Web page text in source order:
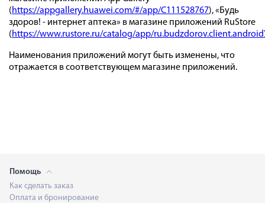
(https://appgallery.huawei.com/#/app/C111528767), «Будь
здоров! - интернет аптека» в магазине приложений RuStore
(https://www.rustore.ru/catalog/app/ru.budzdorov.client.android
Наименования приложений могут быть изменены, что
отражается в соответствующем магазине приложений.
Помощь
Как сделать заказ
Оплата и бронирование